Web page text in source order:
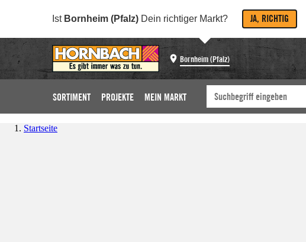
Ist Bornheim (Pfalz) Dein richtiger Markt? JA, RICHTIG
Bornheim (Pfalz)
SORTIMENT PROJEKTE MEIN MARKT
Startseite